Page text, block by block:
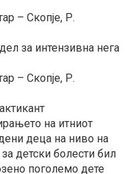
– Скопје, Р.
за интензивна нега
– Скопје, Р.
на итниот
деца на ниво на
детски болести бил
поголемо дете